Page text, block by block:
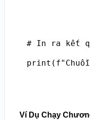
# In ra kết
print(f"Chuỗi
Ví Dụ Chạy